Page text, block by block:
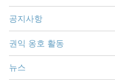
공지사항
권익 옹호 활동
뉴스